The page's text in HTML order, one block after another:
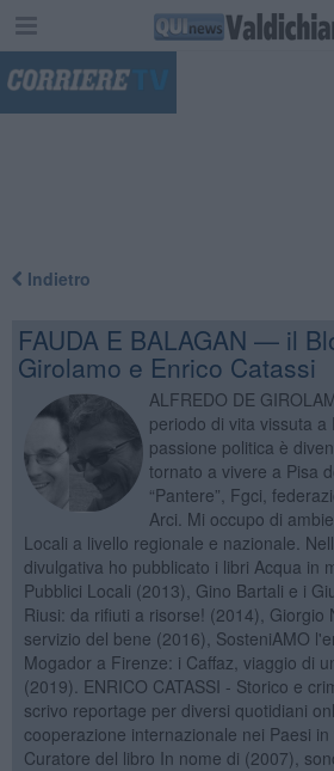
Indietro
FAUDA E BALAGAN — il
Girolamo e Enrico Catassi
ALFREDO DE
periodo di vita vissuta a
passione politica è
tornato a vivere a Pisa
“Pantere”, Fgci,
Arci. Mi occupo di
Locali a livello regionale e nazionale.
divulgativa ho pubblicato i libri Acqua in
Pubblici Locali (2013), Gino Bartali e i
Riusi: da rifiuti a risorse! (2014), Giorgio
servizio del bene (2016), SosteniAMO
Mogador a Firenze: i Caffaz, viaggio di
(2019). ENRICO CATASSI - Storico e
scrivo reportage per diversi quotidiani
cooperazione internazionale nei Paesi in
Curatore del libro In nome di (2007),